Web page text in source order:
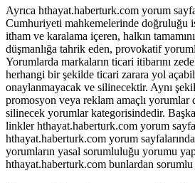
Ayrıca hthayat.haberturk.com yorum
Cumhuriyeti mahkemelerinde doğruluğu
itham ve karalama içeren, halkın
düşmanlığa tahrik eden, provokatif
Yorumlarda markaların ticari itibarını
herhangi bir şekilde ticari zarara yol
onaylanmayacak ve silinecektir. Aynı
promosyon veya reklam amaçlı yorumlar
silinecek yorumlar kategorisindedir.
linkler hthayat.haberturk.com yorum
hthayat.haberturk.com yorum
yorumların yasal sorumluluğu yorumu
hthayat.haberturk.com bunlardan sorumlu